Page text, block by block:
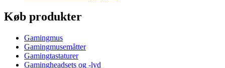
Køb produkter
Gamingmus
Gamingmusemåtter
Gamingtastaturer
Gamingheadsets og -lyd